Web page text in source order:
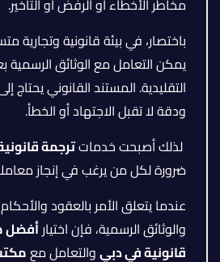
باختصار، في بيئة قانونية وتجارية
يمكن التعامل مع الوثائق الرسمية
التقليدية. المستند القانوني يحتاج
ودقة لا تقبل الاجتهاد أو الخطأ.
لذلك أصبحت خدماتترجمة
ضرورة لكل من يرغب في إنجاز
عندما يتعلق الأمر بالعقود
والوثائق الرسمية، فإن اختيارأفضل
قانونية في دبيوالتعامل مع